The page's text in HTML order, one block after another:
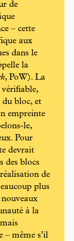
de
– cette
aux
dans le
la
, PoW). La
vérifiable,
du bloc, et
empreinte
le,
Pour
devrait
des blocs
de
plus
à la
– même s’il